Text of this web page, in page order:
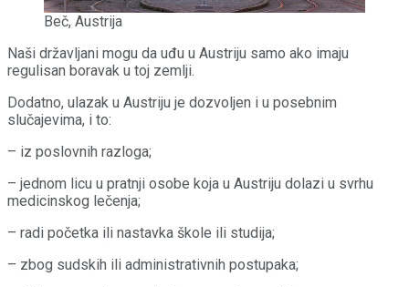
Beč, Austrija
Naši državljani mogu da uđu u Austriju samo ako imaju
regulisan boravak u toj zemlji.
Dodatno, ulazak u Austriju je dozvoljen i u posebnim
slučajevima, i to:
– iz poslovnih razloga;
– jednom licu u pratnji osobe koja u Austriju dolazi u svrhu
medicinskog lečenja;
– radi početka ili nastavka škole ili studija;
– zbog sudskih ili administrativnih postupaka;